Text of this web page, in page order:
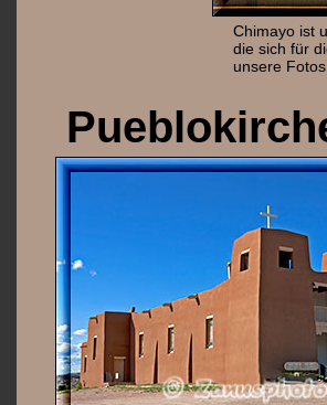
Chimayo ist
die sich für
unsere Fotos